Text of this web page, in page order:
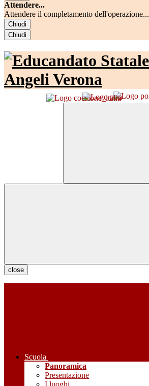
Attendere...
Attendere il completamento dell'operazione...
Chiudi
Chiudi
close
Scuola
Panoramica
Presentazione